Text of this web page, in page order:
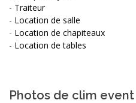
- Traiteur
- Location de salle
- Location de chapiteaux
- Location de tables
Photos de clim event